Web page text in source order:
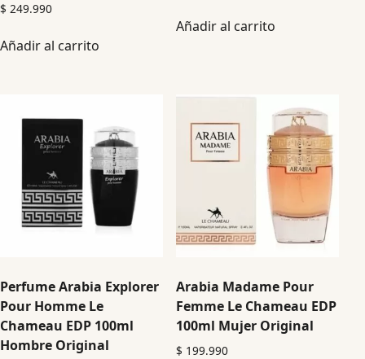
$ 249.990
Añadir al carrito
Añadir al carrito
Perfume Arabia Explorer
Pour Homme Le
Chameau EDP 100ml
Hombre Original
Arabia Madame Pour
Femme Le Chameau EDP
100ml Mujer Original
$ 199.990